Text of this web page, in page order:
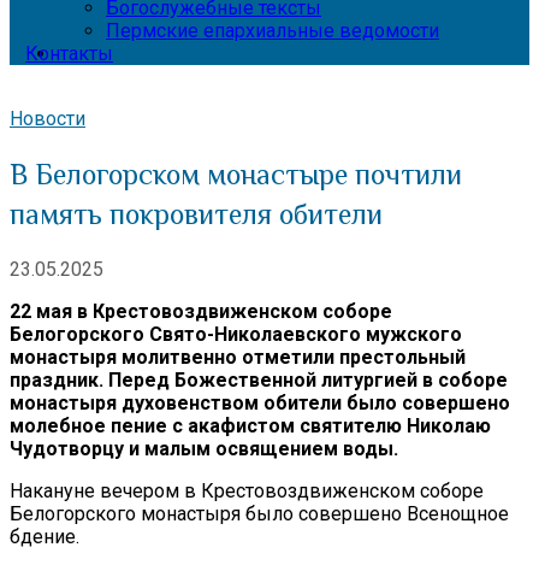
Богослужебные тексты
Пермские епархиальные ведомости
Контакты
Новости
В Белогорском монастыре почтили
память покровителя обители
23.05.2025
22 мая в Крестовоздвиженском соборе
Белогорского Свято-Николаевского мужского
монастыря молитвенно отметили престольный
праздник. Перед Божественной литургией в соборе
монастыря духовенством обители было совершено
молебное пение с акафистом святителю Николаю
Чудотворцу и малым освящением воды.
Накануне вечером в Крестовоздвиженском соборе
Белогорского монастыря было совершено Всенощное
бдение.